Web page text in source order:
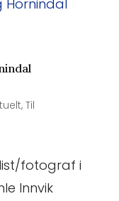
, Til
fotograf i
Innvik